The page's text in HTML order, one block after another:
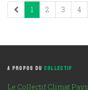
1 2 3 4
A PROPOS DUCOLLECTIF
Le Collectif Climat